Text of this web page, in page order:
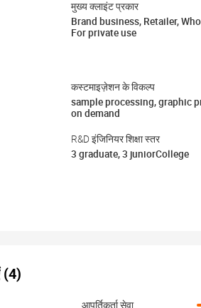
मुख्य क्लाइंट प्रकार
Brand business, Retailer,
For private use
कस्टमाइज़ेशन के विकल्प
sample processing, graphic
on demand
R&D इंजिनियर शिक्षा स्तर
3 graduate, 3 juniorCollege
(4)
आपूर्तिकर्ता सेवा